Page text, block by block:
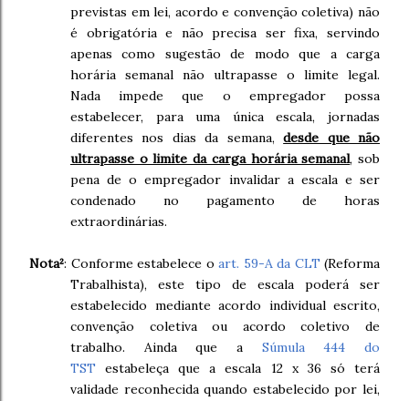
previstas em lei, acordo e convenção coletiva) não
é obrigatória e não precisa ser fixa, servindo
apenas como sugestão de modo que a carga
horária semanal não ultrapasse o limite legal.
Nada impede que o empregador possa
estabelecer, para uma única escala, jornadas
diferentes nos dias da semana,desde que não
ultrapasse o limite da carga horária semanal, sob
pena de o empregador invalidar a escala e ser
condenado no pagamento de horas
extraordinárias.
Nota²: Conforme estabelece o art. 59-A da CLT (Reforma
Trabalhista), este tipo de escala poderá ser
estabelecido mediante acordo individual escrito,
convenção coletiva ou acordo coletivo de
trabalho. Ainda que a Súmula 444 do
TST estabeleça que a escala 12 x 36 só terá
validade reconhecida quando estabelecido por lei,